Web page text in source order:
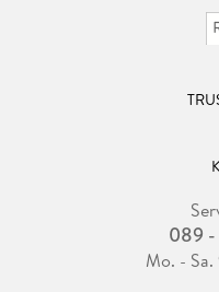
089
Mo. -